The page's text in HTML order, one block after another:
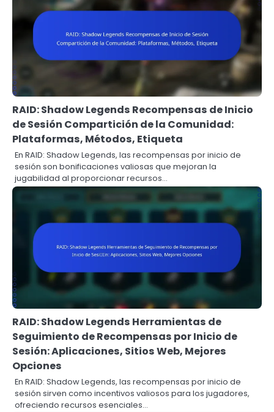
RAID: Shadow Legends Recompensas de Inicio
de Sesión Compartición de la Comunidad:
Plataformas, Métodos, Etiqueta
En RAID: Shadow Legends, las recompensas por inicio de
sesión son bonificaciones valiosas que mejoran la
jugabilidad al proporcionar recursos…
RAID: Shadow Legends Herramientas de
Seguimiento de Recompensas por Inicio de
Sesión: Aplicaciones, Sitios Web, Mejores
Opciones
En RAID: Shadow Legends, las recompensas por inicio de
sesión sirven como incentivos valiosos para los jugadores,
ofreciendo recursos esenciales…